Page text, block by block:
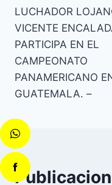
LUCHADOR
VICENTE
PARTICIPA EN EL
CAMPEONATO
PANAMERICANO
GUATEMALA. –